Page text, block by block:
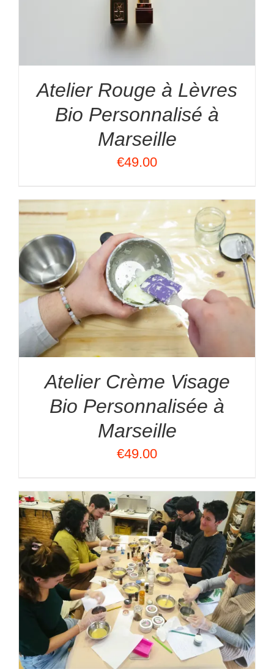
Atelier Rouge à Lèvres
Bio Personnalisé à
Marseille
€49.00
Atelier Crème Visage
Bio Personnalisée à
Marseille
€49.00